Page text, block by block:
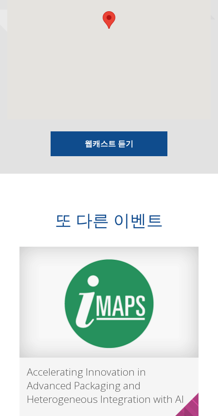
웹캐스트 듣기
또 다른 이벤트
Accelerating Innovation in
Advanced Packaging and
Heterogeneous Integration with AI